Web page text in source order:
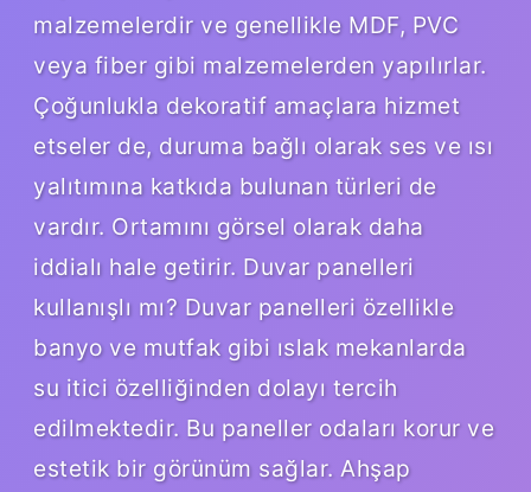
malzemelerdir ve genellikle MDF, PVC
veya fiber gibi malzemelerden yapılırlar.
Çoğunlukla dekoratif amaçlara hizmet
etseler de, duruma bağlı olarak ses ve ısı
yalıtımına katkıda bulunan türleri de
vardır. Ortamını görsel olarak daha
iddialı hale getirir. Duvar panelleri
kullanışlı mı? Duvar panelleri özellikle
banyo ve mutfak gibi ıslak mekanlarda
su itici özelliğinden dolayı tercih
edilmektedir. Bu paneller odaları korur ve
estetik bir görünüm sağlar. Ahşap